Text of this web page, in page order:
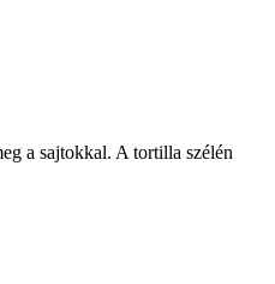
a sajtokkal. A tortilla szélén